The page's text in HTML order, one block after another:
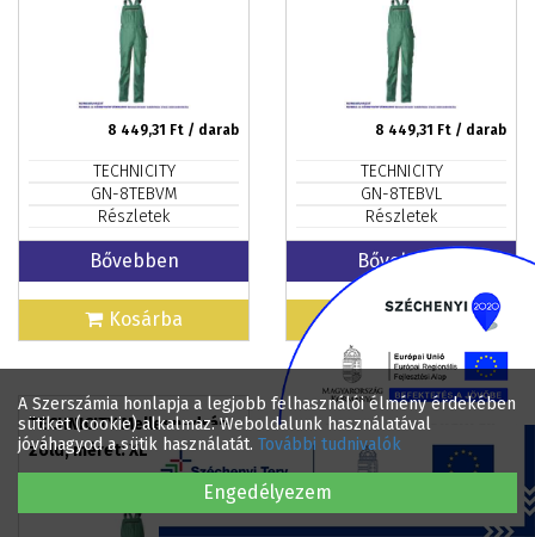
A Szerszámia honlapja a legjobb felhasználói élmény érdekében
sütiket (cookie) alkalmaz. Weboldalunk használatával
jóváhagyod a sütik használatát. További tudnivalók
Engedélyezem
8 449,31 Ft / darab
TECHNICITY
GN-8TEBVM
Részletek
Bővebben
Kosárba
8 449,31 Ft / darab
TECHNICITY
GN-8TEBVL
Részletek
Bővebben
Kosárba
TECHNICITY Mellesnadrág
zöld, méret: XL
TECHNICITY Mellesnadrág
zöld, méret: XXL